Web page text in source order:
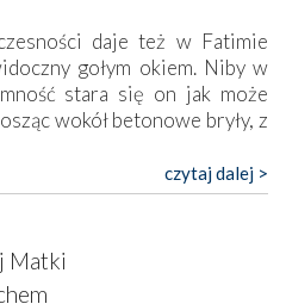
daje też w Fatimie
gołym okiem. Niby w
stara się on jak może
wokół betonowe bryły, z
co wspólnego z żywą,
płaskie, szare bunkry albo
przypomina bardziej
co powiedzieć o ustawionym
wielkim krzyżu, na którym
czytaj dalej >
Matki